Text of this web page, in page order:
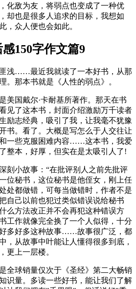
化敌为友，将弱点也变成了一种优
却也是很多人追求的目标，我想如
，众人便也会如此。
150字作文篇9
浅……最近我就读了一本好书，从那
。那本书就是《人性的弱点》。
美国戴尔·卡耐基所著作。那天在书
见了这本书，封面介绍激励万千读者
励志经典，吸引了我，让我毫不犹豫
书。看了。大概是写怎么于人交往让
一些克服困难内容……这本书，我爱
整本，好厚，但实在是太吸引人了!
刻小故事：“在批评别人之前先批评
位秘书，这位秘书是他侄女，刚上任
处都做错，可每当做错时，作者不是
自己以前也犯过类似错误说给秘书
么方法改正并不会再犯这种错误方
工作就像完全换了一个人似得，十分
多好多这种故事……故事很广泛，都
，从故事中叶能让人懂得很多到底，
更上一层楼。
全球销量仅次于《圣经》第二大畅销
识量。多读一些好书，能让我们了解